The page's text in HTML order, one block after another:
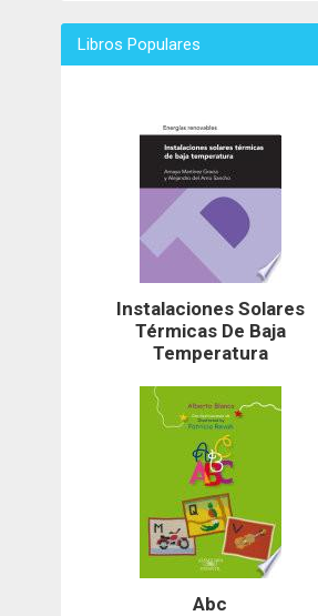
Libros Populares
Instalaciones Solares
Térmicas De Baja
Temperatura
Abc